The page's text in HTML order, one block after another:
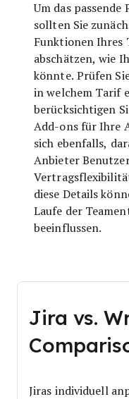
Um das passende
sollten Sie
Funktionen Ihres
abschätzen, wie
könnte. Prüfen
in welchem Tarif
berücksichtigen
Add-ons für Ihre
sich ebenfalls,
Anbieter
diese Details
Laufe der
beeinflussen.
Jira vs.
Jiras individuell